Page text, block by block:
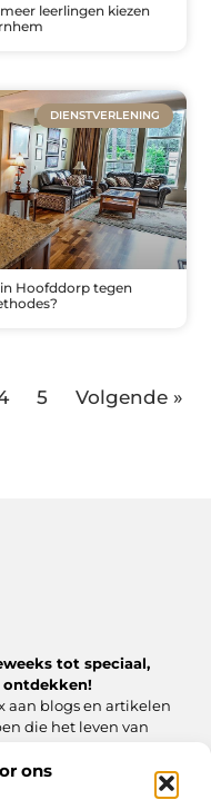
ons
leerlingen kiezen
DIENSTVERLENING
Hoofddorp tegen
5 Volgende »
tot speciaal,
aan blogs en artikelen
die het leven van